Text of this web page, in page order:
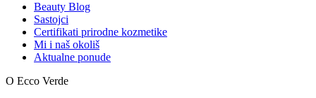
Beauty Blog
Sastojci
Certifikati prirodne kozmetike
Mi i naš okoliš
Aktualne ponude
O Ecco Verde